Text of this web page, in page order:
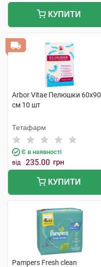
КУПИТИ
Arbor Vitae Пелюшки 60х90
см 10 шт
Тетафарм
Є в наявності
від 235.00 грн
КУПИТИ
Pampers Fresh clean